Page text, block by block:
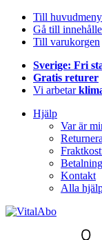
Till
Gå till
Till varukorgen
Sverige: Fri
Gratis returer
Vi arbetar
Hjälp
Var är
Kontakt
Alla